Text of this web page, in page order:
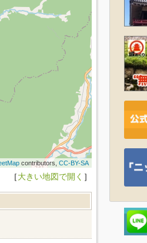
contributors, CC-BY-SA
［大きい地図で開く ］